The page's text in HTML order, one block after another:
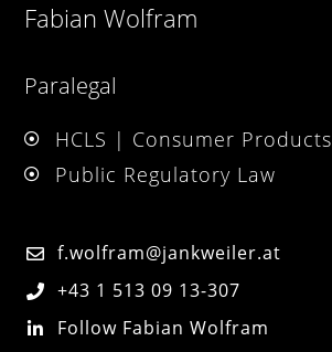
Fabian Wolfram
Paralegal
HCLS | Consumer Products
Public Regulatory Law
f.wolfram@jankweiler.at
+43 1 513 09 13-307
Follow Fabian Wolfram